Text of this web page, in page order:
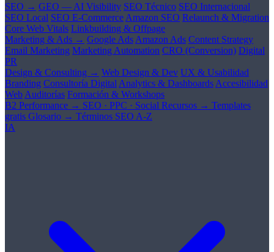
SEO → GEO — AI Visibility SEO Técnico SEO Internacional
SEO Local SEO E-Commerce Amazon SEO Relaunch & Migration
Core Web Vitals Linkbuilding & Offpage
Marketing & Ads → Google Ads Amazon Ads Content Strategy
Email Marketing Marketing Automation CRO (Conversion) Digital
PR
Design & Consulting → Web Design & Dev UX & Usabilidad
Branding Consultoría Digital Analytics & Dashboards Accesibilidad
Web Auditorías Formación & Workshops
B2 Performance → SEO · PPC · Social Recursos → Templates
gratis Glosario → Términos SEO A-Z
IA